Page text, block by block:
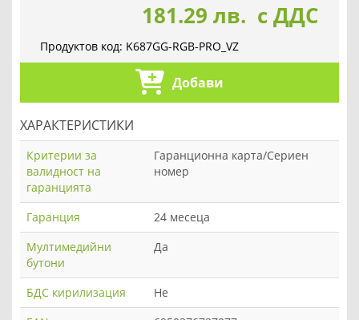
181.29 лв. с ДДС
Продуктов код: K687GG-RGB-PRO_VZ
Добави
ХАРАКТЕРИСТИКИ
Критерии за
валидност на
гаранцията
Гаранционна карта/Сериен
номер
Гаранция
24 месеца
Мултимедийни
бутони
Да
БДС кирилизация
Не